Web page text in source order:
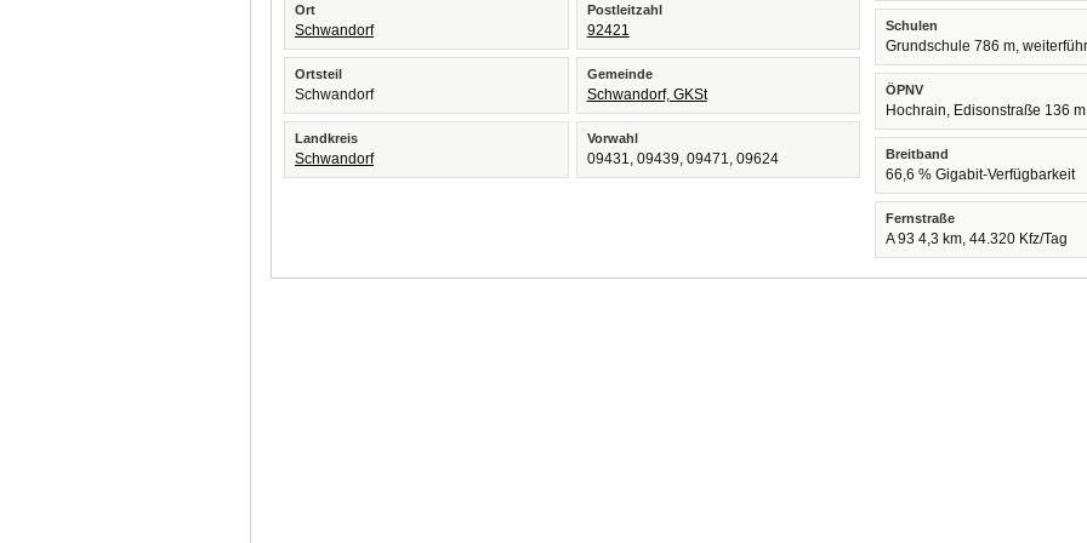
Ort
Schwandorf
Postleitzahl
92421
Ortsteil
Schwandorf
Gemeinde
Schwandorf, GKSt
Landkreis
Schwandorf
Vorwahl
09431, 09439, 09471, 09624
Schulen
Grundschule 786 m,
ÖPNV
Hochrain, Edisonstraße 136 m
Breitband
66,6 % Gigabit-Verfügbarkeit
Fernstraße
A 93 4,3 km, 44.320 Kfz/Tag